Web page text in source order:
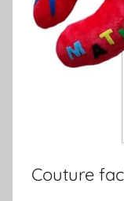
Couture